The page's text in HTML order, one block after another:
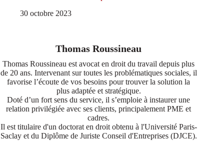
30 octobre 2023
Thomas Roussineau
Thomas Roussineau est avocat en droit du travail depuis plus
de 20 ans. Intervenant sur toutes les problématiques sociales, il
favorise l’écoute de vos besoins pour trouver la solution la
plus adaptée et stratégique.
Doté d’un fort sens du service, il s’emploie à instaurer une
relation privilégiée avec ses clients, principalement PME et
cadres.
Il est titulaire d'un doctorat en droit obtenu à l'Université Paris-
Saclay et du Diplôme de Juriste Conseil d'Entreprises (DJCE).